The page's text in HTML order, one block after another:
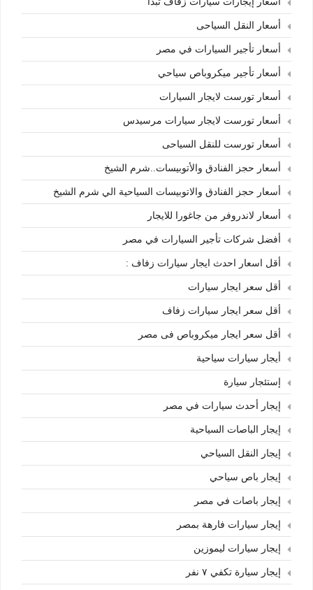
أسعار النقل السياحى
أسعار تأجير السيارات في مصر
أسعار تأجير ميكروباص سياحي
أسعار تورست لايجار السيارات
أسعار تورست لايجار سيارات مرسيدس
أسعار تورست للنقل السياحى
أسعار حجز الفنادق والأتوبيسات..شرم الشيخ
أسعار حجز الفنادق والاتوبيسات السياحية الي شرم الشيخ
أسعار لاندروفر من جاغورا للايجار
أفضل شركات تأجير السيارات في مصر
أقل اسعار احدث ايجار سيارات زفاف :
أقل سعر ايجار سيارات
أقل سعر ايجار سيارات زفاف
أقل سعر ايجار ميكروباص فى مصر
أيجار سيارات سياحية
إستئجار سيارة
إيجار أحدث سيارات في مصر
إيجار الباصات السياحية
إيجار النقل السياحي
إيجار باص سياحي
إيجار باصات في مصر
إيجار سيارات فارهة بمصر
إيجار سيارات ليموزين
إيجار سيارة تكفي ٧ نفر